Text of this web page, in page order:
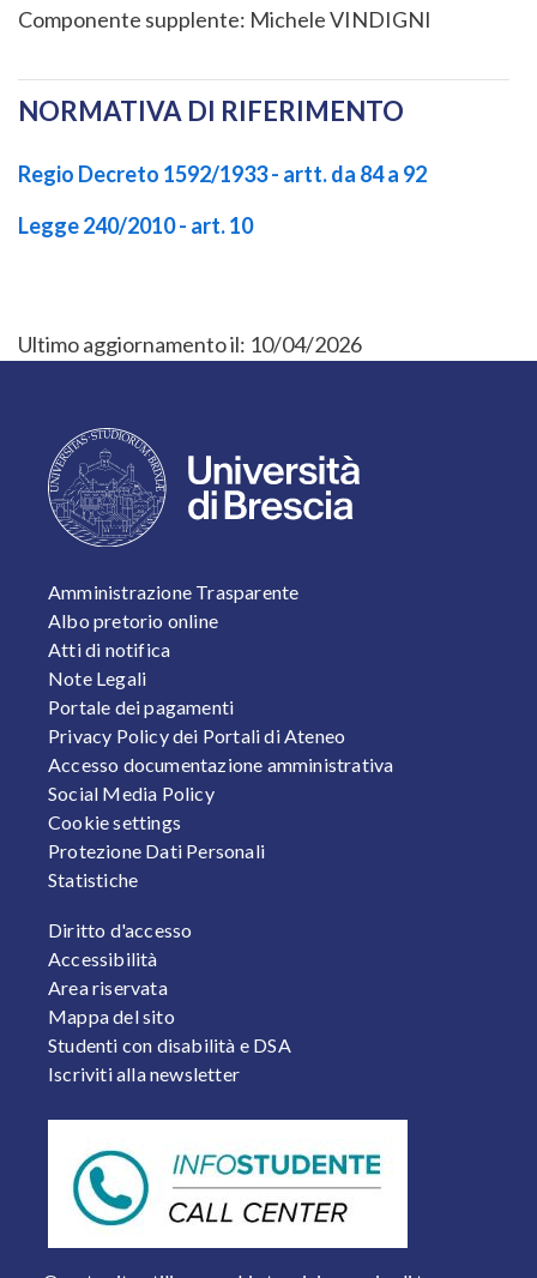
Componente supplente: Michele VINDIGNI
NORMATIVA DI RIFERIMENTO
Regio Decreto 1592/1933 - artt. da 84 a 92
Legge 240/2010 - art. 10
Ultimo aggiornamento il: 10/04/2026
FOOTER 1
Amministrazione Trasparente
Albo pretorio online
Atti di notifica
Note Legali
Portale dei pagamenti
Privacy Policy dei Portali di Ateneo
Accesso documentazione amministrativa
Social Media Policy
Cookie settings
Protezione Dati Personali
Statistiche
FOOTER 2
Diritto d'accesso
Accessibilità
Area riservata
Mappa del sito
Studenti con disabilità e DSA
Iscriviti alla newsletter